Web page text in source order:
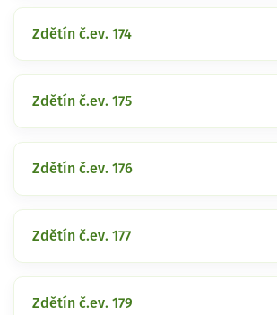
Zdětín č.ev. 174
Zdětín č.ev. 175
Zdětín č.ev. 176
Zdětín č.ev. 177
Zdětín č.ev. 179